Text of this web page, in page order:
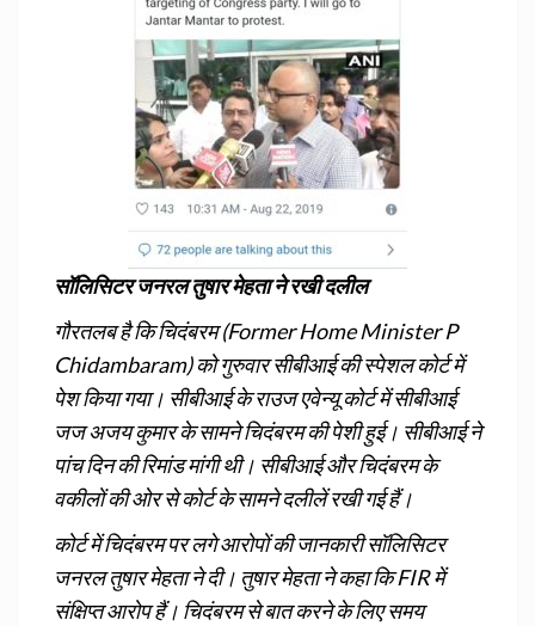
सॉलिसिटर जनरल तुषार मेहता ने रखी दलील
गौरतलब है कि चिदंबरम (Former Home Minister P
Chidambaram) को गुरुवार सीबीआई की स्पेशल कोर्ट में
पेश किया गया। सीबीआई के राउज एवेन्यू कोर्ट में सीबीआई
जज अजय कुमार के सामने चिदंबरम की पेशी हुई। सीबीआई ने
पांच दिन की रिमांड मांगी थी। सीबीआई और चिदंबरम के
वकीलों की ओर से कोर्ट के सामने दलीलें रखी गई हैं।
कोर्ट में चिदंबरम पर लगे आरोपों की जानकारी सॉलिसिटर
जनरल तुषार मेहता ने दी। तुषार मेहता ने कहा कि FIR में
संक्षिप्त आरोप हैं। चिदंबरम से बात करने के लिए समय